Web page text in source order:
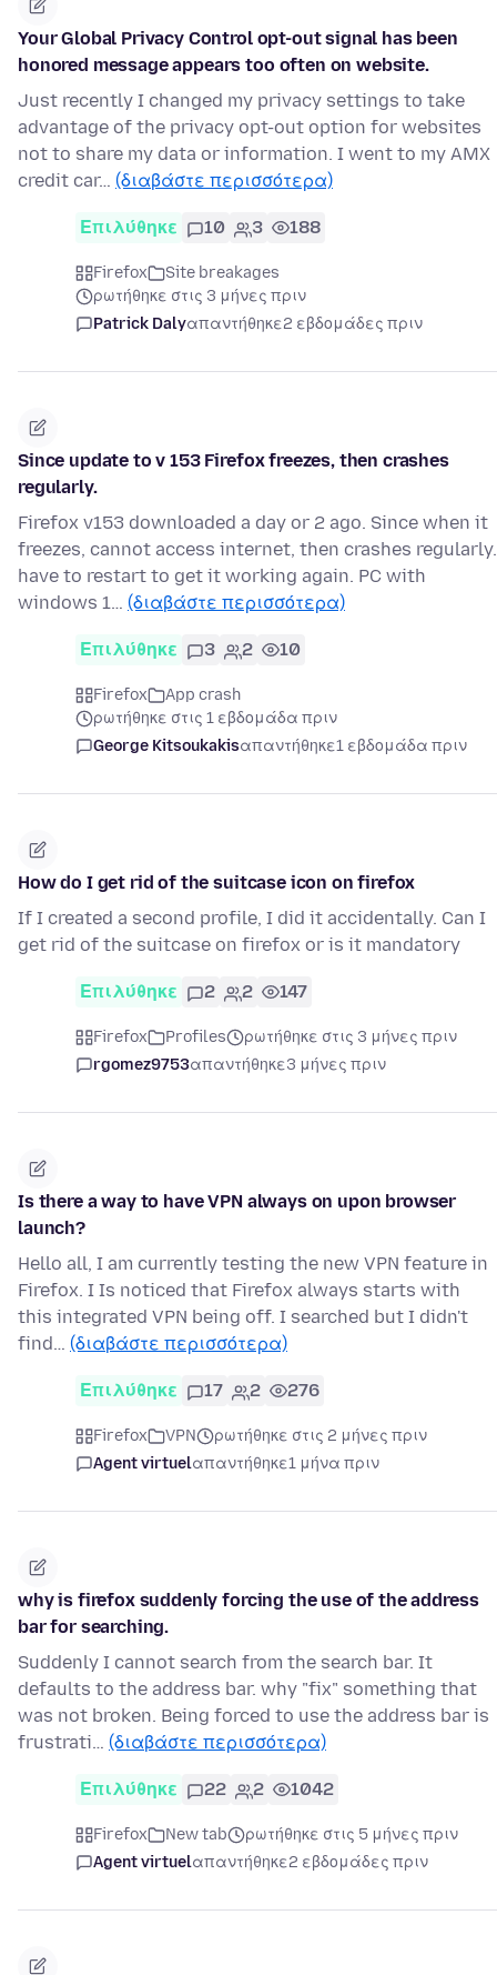
Your Global Privacy Control opt-out signal has been
honored message appears too often on website.
Just recently I changed my privacy settings to take
advantage of the privacy opt-out option for websites
not to share my data or information. I went to my AMX
credit car… (διαβάστε περισσότερα)
Επιλύθηκε 10 3 188
Firefox
Site breakages
ρωτήθηκε στις 3 μήνες πριν
Patrick Dalyαπαντήθηκε2 εβδομάδες πριν
Since update to v 153 Firefox freezes, then crashes
regularly.
Firefox v153 downloaded a day or 2 ago. Since when it
freezes, cannot access internet, then crashes regularly.
have to restart to get it working again. PC with
windows 1… (διαβάστε περισσότερα)
Επιλύθηκε 3 2 10
Firefox
App crash
ρωτήθηκε στις 1 εβδομάδα πριν
George Kitsoukakisαπαντήθηκε1 εβδομάδα πριν
How do I get rid of the suitcase icon on firefox
If I created a second profile, I did it accidentally. Can I
get rid of the suitcase on firefox or is it mandatory
Επιλύθηκε 2 2 147
Firefox Profiles
ρωτήθηκε στις 3 μήνες πριν
rgomez9753απαντήθηκε3 μήνες πριν
Is there a way to have VPN always on upon browser
launch?
Hello all, I am currently testing the new VPN feature in
Firefox. I Is noticed that Firefox always starts with
this integrated VPN being off. I searched but I didn't
find… (διαβάστε περισσότερα)
Επιλύθηκε 17 2 276
Firefox VPN
ρωτήθηκε στις 2 μήνες πριν
Agent virtuelαπαντήθηκε1 μήνα πριν
why is firefox suddenly forcing the use of the address
bar for searching.
Suddenly I cannot search from the search bar. It
defaults to the address bar. why "fix" something that
was not broken. Being forced to use the address bar is
frustrati… (διαβάστε περισσότερα)
Επιλύθηκε 22 2 1042
Firefox New tab
ρωτήθηκε στις 5 μήνες πριν
Agent virtuelαπαντήθηκε2 εβδομάδες πριν